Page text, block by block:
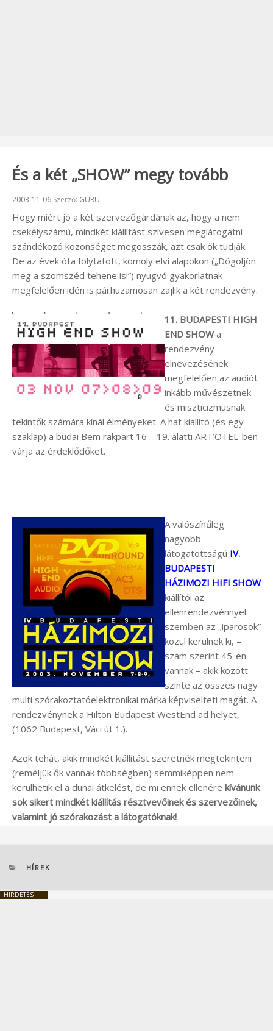
És a két „SHOW” megy tovább
Beküldve:
2003-11-06 Szerző: GURU
Hogy miért jó a két szervezőgárdának az, hogy a nem
csekélyszámú, mindkét kiállítást szívesen meglátogatni
szándékozó közönséget megosszák, azt csak ők tudják.
De az évek óta folytatott, komoly elvi alapokon („Dögöljön
meg a szomszéd tehene is!”) nyugvó gyakorlatnak
megfelelően idén is párhuzamosan zajlik a két rendezvény.
11. BUDAPESTI HIGH
END SHOWa
rendezvény
elnevezésének
megfelelően az audiót
inkább művészetnek
és miszticizmusnak
tekintők számára kínál élményeket. A hat kiállító (és egy
szaklap) a budai Bem rakpart 16 – 19. alatti ART’OTEL-ben
várja az érdeklődőket.
A valószínűleg
nagyobb
látogatottságú IV.
BUDAPESTI
HÁZIMOZI HIFI SHOW
kiállítói az
ellenrendezvénnyel
szemben az „iparosok”
közül kerülnek ki, –
szám szerint 45-en
vannak – akik között
szinte az összes nagy
multi szórakoztatóelektronikai márka képviselteti magát. A
rendezvénynek a Hilton Budapest WestEnd ad helyet,
(1062 Budapest, Váci út 1.).
Azok tehát, akik mindkét kiállítást szeretnék megtekinteni
(reméljük ők vannak többségben) semmiképpen nem
kerülhetik el a dunai átkelést, de mi ennek ellenére kívánunk
sok sikert mindkét kiállítás résztvevőinek és szervezőinek,
valamint jó szórakozást a látogatóknak!
KATEGÓRIÁK
HÍREK
HIRDETÉS